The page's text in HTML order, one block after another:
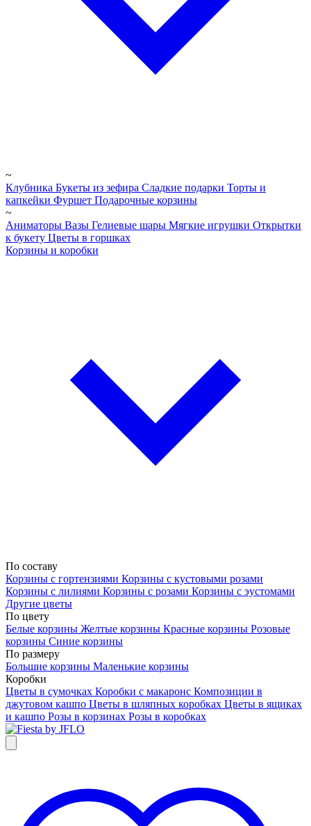
~
Клубника Букеты из зефира Сладкие подарки Торты и
капкейки Фуршет Подарочные корзины
~
Аниматоры Вазы Гелиевые шары Мягкие игрушки Открытки
к букету Цветы в горшках
Корзины и коробки
По составу
Корзины с гортензиями Корзины с кустовыми розами
Корзины с лилиями Корзины с розами Корзины с эустомами
Другие цветы
По цвету
Белые корзины Желтые корзины Красные корзины Розовые
корзины Синие корзины
По размеру
Большие корзины Маленькие корзины
Коробки
Цветы в сумочках Коробки с макаронс Композиции в
джутовом кашпо Цветы в шляпных коробках Цветы в ящиках
и кашпо Розы в корзинах Розы в коробках